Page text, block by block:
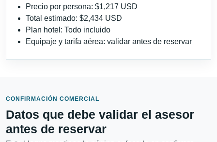
Precio por persona: $1,217 USD
Total estimado: $2,434 USD
Plan hotel: Todo incluido
Equipaje y tarifa aérea: validar antes de reservar
CONFIRMACIÓN COMERCIAL
Datos que debe validar el asesor
antes de reservar